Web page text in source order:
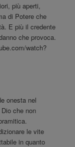
più aperti,
di Potere che
E più il credente
che provoca.
watch?
onesta nel
che non
le vite
in quanto